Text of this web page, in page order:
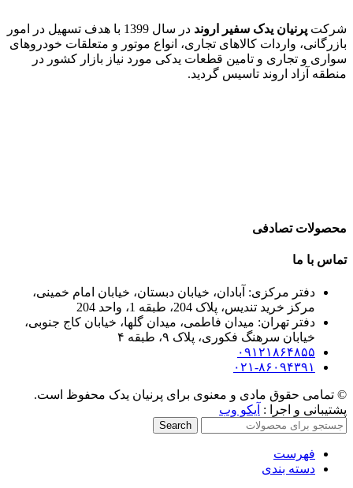
شرکت پرنیان یدک سفیر اروند
در سال 1399 با هدف تسهیل در امور
بازرگانی، واردات کالاهای تجاری، انواع موتور و متعلقات خودروهای
سواری و تجاری و تامین قطعات یدکی مورد نیاز بازار کشور در
منطقه آزاد اروند تاسیس گردید.
محصولات تصادفی
تماس با ما
دفتر مرکزی: آبادان، خیابان دبستان، خیابان امام خمینی،
مرکز خرید تندیس، پلاک 204، طبقه 1، واحد 204
دفتر تهران: میدان فاطمی، میدان گلها، خیابان کاج جنوبی،
خیابان سرهنگ فکوری، پلاک ۹، طبقه ۴
۰۹۱۲۱۸۶۴۸۵۵
۰۲۱-۸۶۰۹۴۳۹۱
© تمامی حقوق مادی و معنوی برای پرنیان یدک محفوظ است.
پشتیبانی و اجرا : آیکو وب
Search
فهرست
دسته بندی